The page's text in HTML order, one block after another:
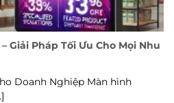
Giải Pháp Tối Ưu Cho Mọi Nhu
Doanh Nghiệp Màn hình